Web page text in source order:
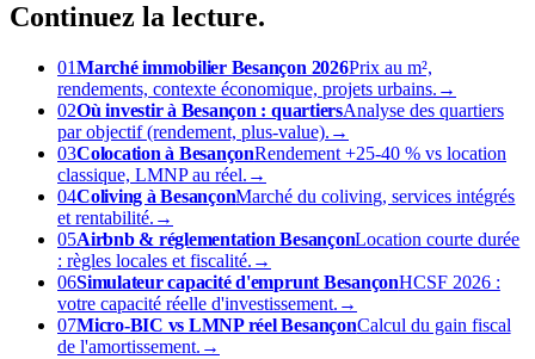
Continuez la lecture.
01Marché immobilier Besançon 2026Prix au m²,
rendements, contexte économique, projets urbains. →
02Où investir à Besançon : quartiersAnalyse des quartiers
par objectif (rendement, plus-value). →
03Colocation à BesançonRendement +25-40 % vs location
classique, LMNP au réel. →
04Coliving à BesançonMarché du coliving, services intégrés
et rentabilité. →
05Airbnb & réglementation BesançonLocation courte durée
: règles locales et fiscalité. →
06Simulateur capacité d'emprunt BesançonHCSF 2026 :
votre capacité réelle d'investissement. →
07Micro-BIC vs LMNP réel BesançonCalcul du gain fiscal
de l'amortissement. →